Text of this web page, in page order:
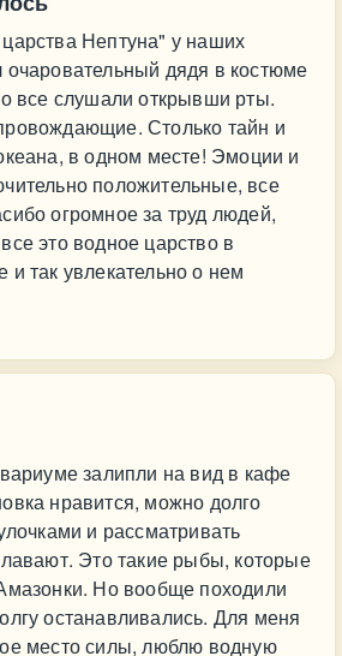
Нептуна" у наших
очаровательный дядя в костюме
все слушали открывши рты.
Столько тайн и
в одном месте! Эмоции и
положительные, все
огромное за труд людей,
это водное царство в
и так увлекательно о нем
залипли на вид в кафе
нравится, можно долго
и рассматривать
Это такие рыбы, которые
Но вообще походили
останавливались. Для меня
место силы, люблю водную